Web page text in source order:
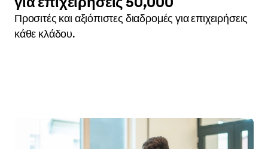
Προσιτές και αξιόπιστες διαδρομές για επιχειρήσεις
κάθε κλάδου.